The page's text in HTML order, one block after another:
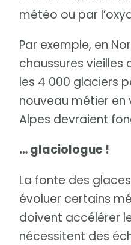
météo ou par
Par exemple, en
chaussures vieilles
les 4 000 glaciers
nouveau métier en
Alpes devraient
… glaciologue !
La fonte des
évoluer certains
doivent accélérer
nécessitent des